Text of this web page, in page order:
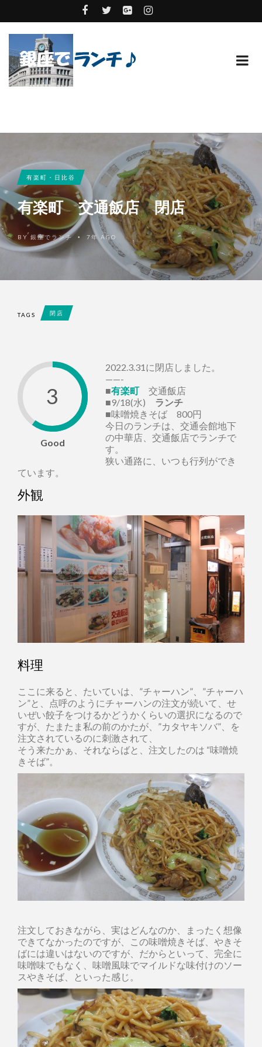
有楽町・日比谷
有楽町 交通飯店 閉店
BY 銀座でランチ • 7年 AGO
TAGS 閉店
3
Good
2022.3.31に閉店しました。
——-
■有楽町交通飯店
■9/18(水) ランチ
■味噌焼きそば 800円
今日のランチは、交通会館地下
の中華店、交通飯店でランチで
す。
狭い通路に、いつも行列ができ
ています。
外観
料理
ここに来ると、たいていは、”チャーハン”、”チャーハ
ン”と、点呼のようにチャーハンの注文が続いて、せ
いぜい餃子をつけるかどうかくらいの選択になるので
すが、たまたま私の前のかたが、”カタヤキソバ”、を
注文されているのに刺激されて、
そう来たかぁ、それならばと、注文したのは “味噌焼
きそば”。
注文しておきながら、実はどんなのか、まったく想像
できてなかったのですが、この味噌焼きそば、やきそ
ばには違いはないのですが、だからといって、完全に
味噌味でもなく、味噌風味でマイルドな味付けのソー
スやきそば、といった感じ。